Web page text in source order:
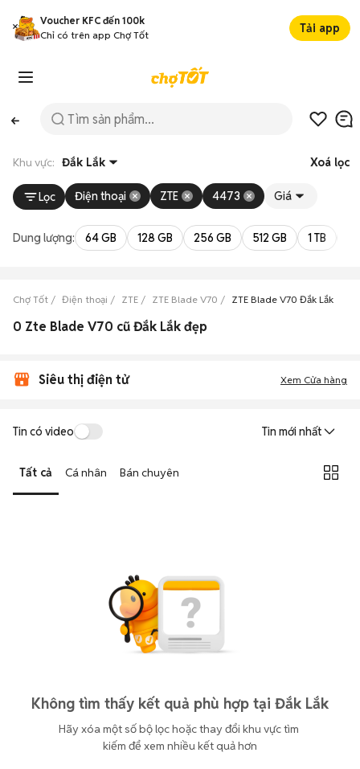
Voucher KFC đến 100k
Chỉ có trên app Chợ Tốt
Tải app
Khu vực: Đắk Lắk Xoá lọc
Lọc Điện thoại ZTE 4473 Giá
Dung lượng: 64 GB 128 GB 256 GB 512 GB 1 TB
Chợ Tốt Điện thoại ZTE ZTE Blade V70 ZTE Blade V70 Đắk Lắk
0 Zte Blade V70 cũ Đắk Lắk đẹp
Siêu thị điện tử Xem Cửa hàng
Tin có video Tin mới nhất
Tất cả Cá nhân Bán chuyên
Không tìm thấy kết quả phù hợp tại Đắk Lắk
Hãy xóa một số bộ lọc hoặc thay đổi khu vực tìm
kiếm để xem nhiều kết quả hơn